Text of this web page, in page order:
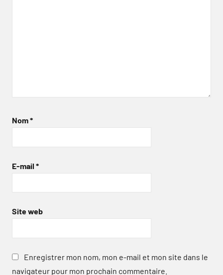
Nom*
E-mail *
Site web
Enregistrer mon nom, mon e-mail et mon site dans le
navigateur pour mon prochain commentaire.